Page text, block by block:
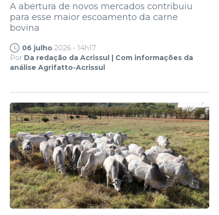
A abertura de novos mercados contribuiu
para esse maior escoamento da carne
bovina
06 julho 2026 - 14h17
Por Da redação da Acrissul | Com informações da
análise Agrifatto-Acrissul